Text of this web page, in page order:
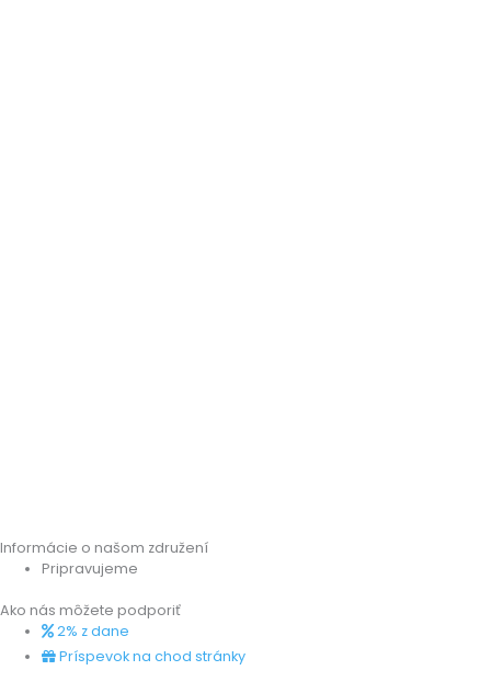
Informácie o našom združení
Pripravujeme
Ako nás môžete podporiť
2% z dane
Príspevok na chod stránky